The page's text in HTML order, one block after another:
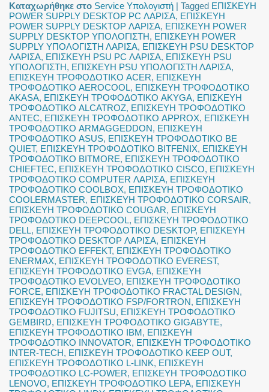
Καταχωρήθηκε στο Service Υπολογιστή |Tagged ΕΠΙΣΚΕΥΗ
POWER SUPPLY DESKTOP PC ΛΑΡΙΣΑ, ΕΠΙΣΚΕΥΗ
POWER SUPPLY DESKTOP ΛΑΡΙΣΑ, ΕΠΙΣΚΕΥΗ POWER
SUPPLY DESKTOP ΥΠΟΛΟΓΙΣΤΗ, ΕΠΙΣΚΕΥΗ POWER
SUPPLY ΥΠΟΛΟΓΙΣΤΗ ΛΑΡΙΣΑ, ΕΠΙΣΚΕΥΗ PSU DESKTOP
ΛΑΡΙΣΑ, ΕΠΙΣΚΕΥΗ PSU PC ΛΑΡΙΣΑ, ΕΠΙΣΚΕΥΗ PSU
ΥΠΟΛΟΓΙΣΤΗ, ΕΠΙΣΚΕΥΗ PSU ΥΠΟΛΟΓΙΣΤΗ ΛΑΡΙΣΑ,
ΕΠΙΣΚΕΥΗ ΤΡΟΦΟΔΟΤΙΚΟ ACER, ΕΠΙΣΚΕΥΗ
ΤΡΟΦΟΔΟΤΙΚΟ AEROCOOL, ΕΠΙΣΚΕΥΗ ΤΡΟΦΟΔΟΤΙΚΟ
AKASA, ΕΠΙΣΚΕΥΗ ΤΡΟΦΟΔΟΤΙΚΟ AKYGA, ΕΠΙΣΚΕΥΗ
ΤΡΟΦΟΔΟΤΙΚΟ ALCATROZ, ΕΠΙΣΚΕΥΗ ΤΡΟΦΟΔΟΤΙΚΟ
ANTEC, ΕΠΙΣΚΕΥΗ ΤΡΟΦΟΔΟΤΙΚΟ APPROX, ΕΠΙΣΚΕΥΗ
ΤΡΟΦΟΔΟΤΙΚΟ ARMAGGEDDON, ΕΠΙΣΚΕΥΗ
ΤΡΟΦΟΔΟΤΙΚΟ ASUS, ΕΠΙΣΚΕΥΗ ΤΡΟΦΟΔΟΤΙΚΟ BE
QUIET, ΕΠΙΣΚΕΥΗ ΤΡΟΦΟΔΟΤΙΚΟ BITFENIX, ΕΠΙΣΚΕΥΗ
ΤΡΟΦΟΔΟΤΙΚΟ BITMORE, ΕΠΙΣΚΕΥΗ ΤΡΟΦΟΔΟΤΙΚΟ
CHIEFTEC, ΕΠΙΣΚΕΥΗ ΤΡΟΦΟΔΟΤΙΚΟ CISCO, ΕΠΙΣΚΕΥΗ
ΤΡΟΦΟΔΟΤΙΚΟ COMPUTER ΛΑΡΙΣΑ, ΕΠΙΣΚΕΥΗ
ΤΡΟΦΟΔΟΤΙΚΟ COOLBOX, ΕΠΙΣΚΕΥΗ ΤΡΟΦΟΔΟΤΙΚΟ
COOLERMASTER, ΕΠΙΣΚΕΥΗ ΤΡΟΦΟΔΟΤΙΚΟ CORSAIR,
ΕΠΙΣΚΕΥΗ ΤΡΟΦΟΔΟΤΙΚΟ COUGAR, ΕΠΙΣΚΕΥΗ
ΤΡΟΦΟΔΟΤΙΚΟ DEEPCOOL, ΕΠΙΣΚΕΥΗ ΤΡΟΦΟΔΟΤΙΚΟ
DELL, ΕΠΙΣΚΕΥΗ ΤΡΟΦΟΔΟΤΙΚΟ DESKTOP, ΕΠΙΣΚΕΥΗ
ΤΡΟΦΟΔΟΤΙΚΟ DESKTOP ΛΑΡΙΣΑ, ΕΠΙΣΚΕΥΗ
ΤΡΟΦΟΔΟΤΙΚΟ EFFEKT, ΕΠΙΣΚΕΥΗ ΤΡΟΦΟΔΟΤΙΚΟ
ENERMAX, ΕΠΙΣΚΕΥΗ ΤΡΟΦΟΔΟΤΙΚΟ EVEREST,
ΕΠΙΣΚΕΥΗ ΤΡΟΦΟΔΟΤΙΚΟ EVGA, ΕΠΙΣΚΕΥΗ
ΤΡΟΦΟΔΟΤΙΚΟ EVOLVEO, ΕΠΙΣΚΕΥΗ ΤΡΟΦΟΔΟΤΙΚΟ
FORCE, ΕΠΙΣΚΕΥΗ ΤΡΟΦΟΔΟΤΙΚΟ FRACTAL DESIGN,
ΕΠΙΣΚΕΥΗ ΤΡΟΦΟΔΟΤΙΚΟ FSP/FORTRON, ΕΠΙΣΚΕΥΗ
ΤΡΟΦΟΔΟΤΙΚΟ FUJITSU, ΕΠΙΣΚΕΥΗ ΤΡΟΦΟΔΟΤΙΚΟ
GEMBIRD, ΕΠΙΣΚΕΥΗ ΤΡΟΦΟΔΟΤΙΚΟ GIGABYTE,
ΕΠΙΣΚΕΥΗ ΤΡΟΦΟΔΟΤΙΚΟ IBM, ΕΠΙΣΚΕΥΗ
ΤΡΟΦΟΔΟΤΙΚΟ INNOVATOR, ΕΠΙΣΚΕΥΗ ΤΡΟΦΟΔΟΤΙΚΟ
INTER-TECH, ΕΠΙΣΚΕΥΗ ΤΡΟΦΟΔΟΤΙΚΟ KEEP OUT,
ΕΠΙΣΚΕΥΗ ΤΡΟΦΟΔΟΤΙΚΟ L-LINK, ΕΠΙΣΚΕΥΗ
ΤΡΟΦΟΔΟΤΙΚΟ LC-POWER, ΕΠΙΣΚΕΥΗ ΤΡΟΦΟΔΟΤΙΚΟ
LENOVO, ΕΠΙΣΚΕΥΗ ΤΡΟΦΟΔΟΤΙΚΟ LEPA, ΕΠΙΣΚΕΥΗ